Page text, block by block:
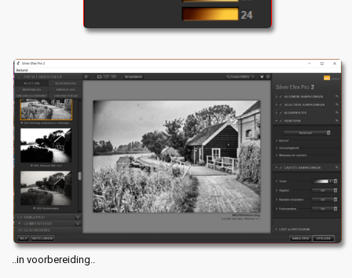
..in voorbereiding..